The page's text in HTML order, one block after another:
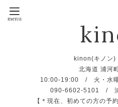
kinon(キノン
北海道 浦河
10:00-19:00 / 火・水曜
090-6602-5101 / 浦
【＊現在、初めての方の予